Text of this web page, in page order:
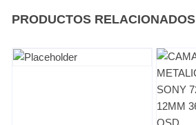
PRODUCTOS RELACIONADOS